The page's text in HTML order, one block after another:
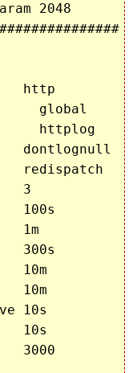
2048
http
global
httplog
dontlognull
redispatch
3
100s
1m
300s
10m
10m
10s
10s
3000